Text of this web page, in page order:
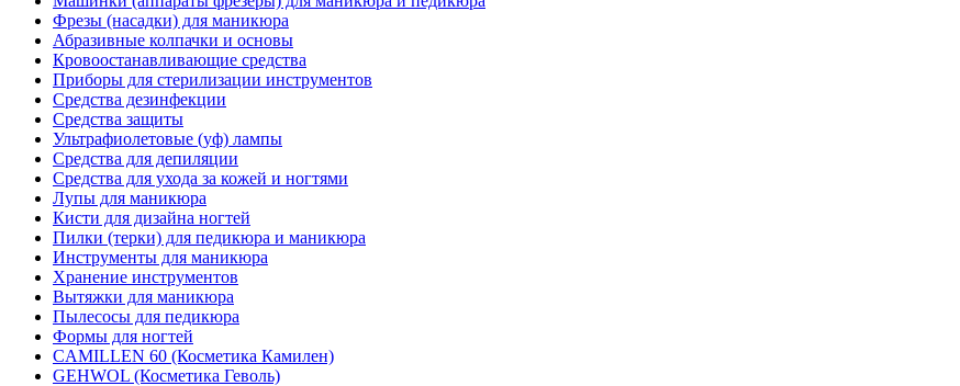
Фрезы (насадки) для маникюра
Абразивные колпачки и основы
Кровоостанавливающие средства
Приборы для стерилизации инструментов
Средства дезинфекции
Средства защиты
Ультрафиолетовые (уф) лампы
Средства для депиляции
Средства для ухода за кожей и ногтями
Лупы для маникюра
Кисти для дизайна ногтей
Пилки (терки) для педикюра и маникюра
Инструменты для маникюра
Хранение инструментов
Вытяжки для маникюра
Пылесосы для педикюра
Формы для ногтей
CAMILLEN 60 (Косметика Камилен)
GEHWOL (Косметика Геволь)